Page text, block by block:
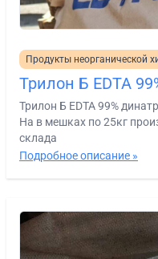
Продукты неорганической
Трилон Б EDTA
Трилон Б EDTA 99%
На в мешках по 25кг
склада
Подробное описание »